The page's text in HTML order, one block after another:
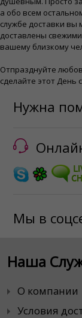
а обо всем
службе доставки
доставлены
вашему близкому
Отпразднуйте
сделайте этот День
Нужна
Мы в
Наша
О компании
Условия